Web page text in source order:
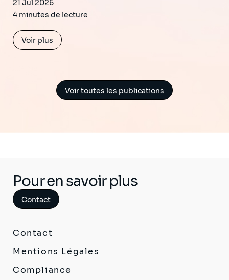
21 Jul 2026
4 minutes de lecture
Voir plus
Voir toutes les publications
Pour en savoir plus
Contact
Contact
Mentions Légales
Compliance